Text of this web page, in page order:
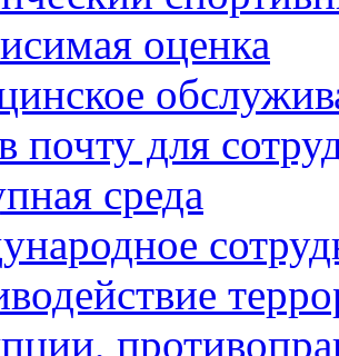
оценка
почту для
среда